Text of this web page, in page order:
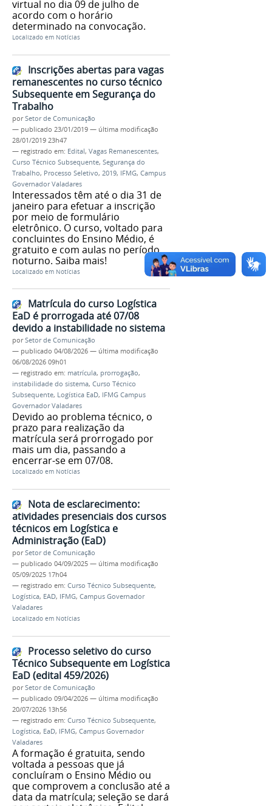
virtual no dia 09 de julho de
acordo com o horário
determinado na convocação.
Localizado em Notícias
Inscrições abertas para vagas
remanescentes no curso técnico
Subsequente em Segurança do
Trabalho
porSetor de Comunicação
— publicado 23/01/2019 — última modificação
28/01/2019 23h47
— registrado em: Edital, Vagas Remanescentes,
Curso Técnico Subsequente, Segurança do
Trabalho, Processo Seletivo, 2019, IFMG, Campus
Governador Valadares
Interessados têm até o dia 31 de
janeiro para efetuar a inscrição
por meio de formulário
eletrônico. O curso, voltado para
concluintes do Ensino Médio, é
gratuito e com aulas no período
noturno. Saiba mais!
Localizado em Notícias
Matrícula do curso Logística
EaD é prorrogada até 07/08
devido a instabilidade no sistema
porSetor de Comunicação
— publicado 04/08/2026 — última modificação
06/08/2026 09h01
— registrado em: matrícula, prorrogação,
instabilidade do sistema, Curso Técnico
Subsequente, Logística EaD, IFMG Campus
Governador Valadares
Devido ao problema técnico, o
prazo para realização da
matrícula será prorrogado por
mais um dia, passando a
encerrar-se em 07/08.
Localizado em Notícias
Nota de esclarecimento:
atividades presenciais dos cursos
técnicos em Logística e
Administração (EaD)
porSetor de Comunicação
— publicado 04/09/2025 — última modificação
05/09/2025 17h04
— registrado em: Curso Técnico Subsequente,
Logística, EAD, IFMG, Campus Governador
Valadares
Localizado em Notícias
Processo seletivo do curso
Técnico Subsequente em Logística
EaD (edital 459/2026)
porSetor de Comunicação
— publicado 09/04/2026 — última modificação
20/07/2026 13h56
— registrado em: Curso Técnico Subsequente,
Logística, EaD, IFMG, Campus Governador
Valadares
A formação é gratuita, sendo
voltada a pessoas que já
concluíram o Ensino Médio ou
que comprovem a conclusão até a
data da matrícula; seleção se dará